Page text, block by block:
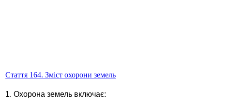
Стаття 164. Зміст охорони земель
1. Охорона земель включає: